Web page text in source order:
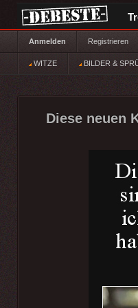
Anmelden Registrieren
WITZE BILDER &
Diese neuen